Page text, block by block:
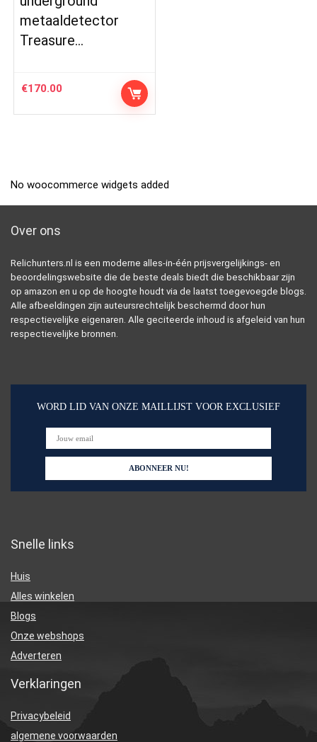
metaaldetector
Treasure…
€170.00
No woocommerce widgets added
Over ons
Relichunters.nl is een moderne alles-in-één prijsvergelijkings- en
beoordelingswebsite die de beste deals biedt die beschikbaar zijn
op amazon en u op de hoogte houdt via de laatst toegevoegde blogs.
Alle afbeeldingen zijn auteursrechtelijk beschermd door hun
respectievelijke eigenaren. Alle geciteerde inhoud is afgeleid van hun
respectievelijke bronnen.
WORD LID VAN ONZE MAILLIJST VOOR EXCLUSIEF
Snelle links
Huis
Alles winkelen
Blogs
Onze webshops
Adverteren
Verklaringen
Privacybeleid
algemene voorwaarden